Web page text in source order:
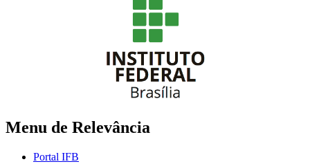
Menu de Relevância
Portal IFB